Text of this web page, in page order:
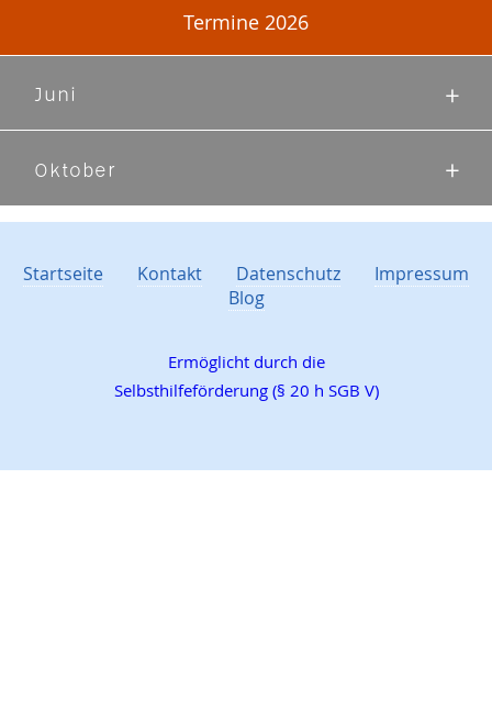
Termine 2026
Juni
Oktober
Startseite Kontakt Datenschutz
Impressum
Blog
Ermöglicht durch die
Selbsthilfeförderung (§ 20 h SGB V)